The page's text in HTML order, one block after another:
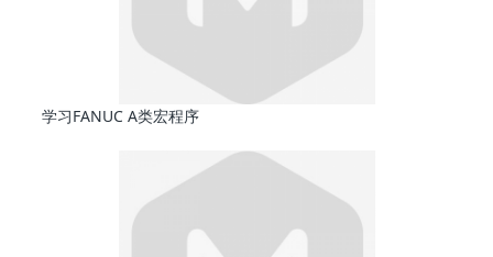
学习FANUC A类宏程序